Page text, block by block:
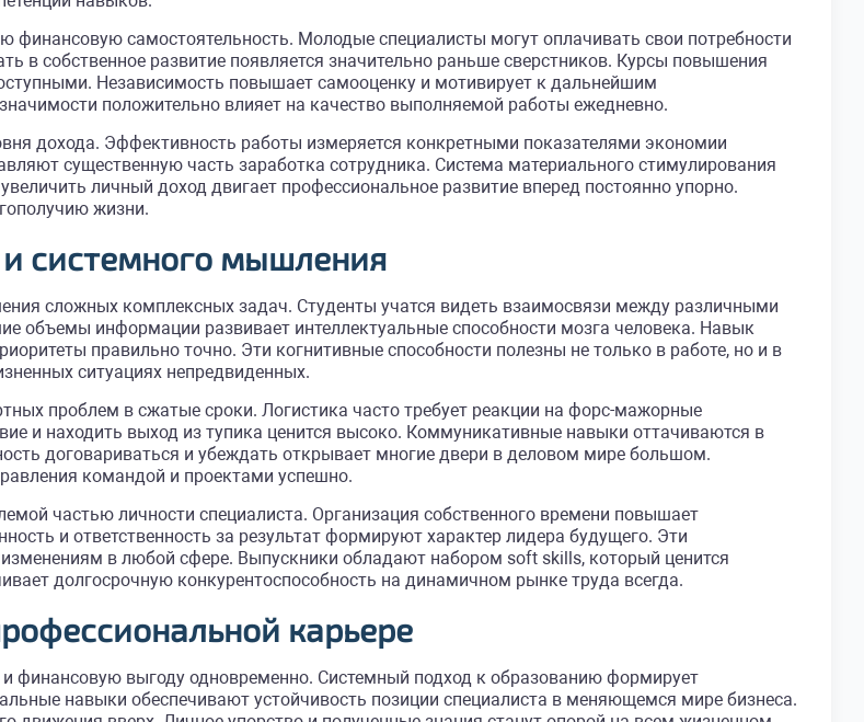
финансовую самостоятельность. Молодые специалисты могут оплачивать свои потребности
в собственное развитие появляется значительно раньше сверстников. Курсы повышения
Независимость повышает самооценку и мотивирует к дальнейшим
положительно влияет на качество выполняемой работы ежедневно.
дохода. Эффективность работы измеряется конкретными показателями экономии
существенную часть заработка сотрудника. Система материального стимулирования
личный доход двигает профессиональное развитие вперед постоянно упорно.
жизни.
системного мышления
сложных комплексных задач. Студенты учатся видеть взаимосвязи между различными
объемы информации развивает интеллектуальные способности мозга человека. Навык
правильно точно. Эти когнитивные способности полезны не только в работе, но и в
ситуациях непредвиденных.
проблем в сжатые сроки. Логистика часто требует реакции на форс-мажорные
и находить выход из тупика ценится высоко. Коммуникативные навыки оттачиваются в
договариваться и убеждать открывает многие двери в деловом мире большом.
командой и проектами успешно.
частью личности специалиста. Организация собственного времени повышает
и ответственность за результат формируют характер лидера будущего. Эти
в любой сфере. Выпускники обладают набором soft skills, который ценится
долгосрочную конкурентоспособность на динамичном рынке труда всегда.
карьере
финансовую выгоду одновременно. Системный подход к образованию формирует
навыки обеспечивают устойчивость позиции специалиста в меняющемся мире бизнеса.